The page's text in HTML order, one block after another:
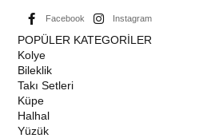
Facebook Instagram
POPÜLER KATEGORİLER
Kolye
Bileklik
Takı Setleri
Küpe
Halhal
Yüzük